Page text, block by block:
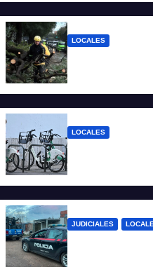
LOCALES
LOCALES
JUDICIALES